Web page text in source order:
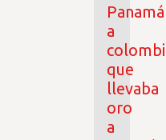
Panamá
a
que
llevaba
oro
a